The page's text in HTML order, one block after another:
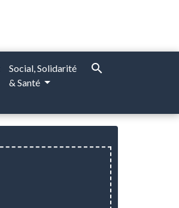
Social, Solidarité
& Santé
search